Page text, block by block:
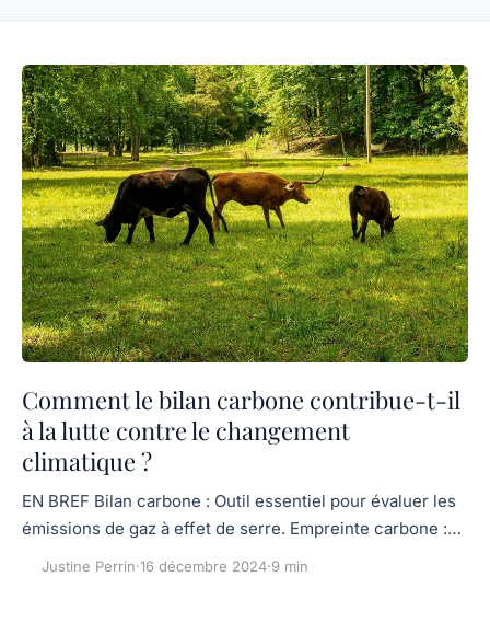
Comment le bilan carbone contribue-t-il
à la lutte contre le changement
climatique ?
EN BREF Bilan carbone : Outil essentiel pour évaluer les
émissions de gaz à effet de serre. Empreinte carbone :…
Justine Perrin·16 décembre 2024·9 min